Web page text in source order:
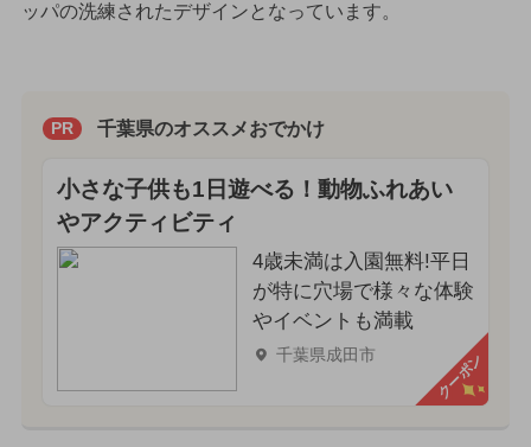
ッパの洗練されたデザインとなっています。
PR 千葉県のオススメおでかけ
小さな子供も1日遊べる！動物ふれあい
やアクティビティ
4歳未満は入園無料!平日
が特に穴場で様々な体験
やイベントも満載
千葉県成田市 クーポン